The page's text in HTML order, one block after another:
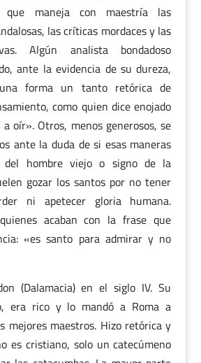
maneja con maestría las
las críticas mordaces y las
Algún analista bondadoso
ante la evidencia de su dureza,
forma un tanto retórica de
como quien dice enojado
oír». Otros, menos generosos, se
ante la duda de si esas maneras
del hombre viejo o signo de la
gozar los santos por no tener
ni apetecer gloria humana.
acaban con la frase que
«es santo para admirar y no
(Dalamacia) en el siglo IV. Su
era rico y lo mandó a Roma a
mejores maestros. Hizo retórica y
es cristiano, solo un catecúmeno